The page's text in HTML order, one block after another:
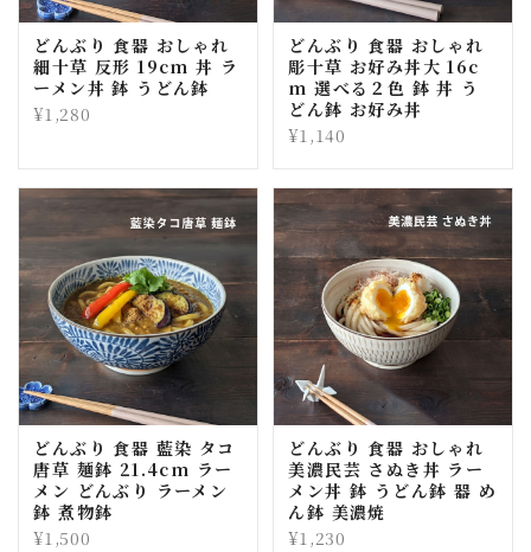
どんぶり 食器 おしゃれ
細十草 反形 19cm 丼 ラ
ーメン丼 鉢 うどん鉢
¥1,280
どんぶり 食器 おしゃれ
彫十草 お好み丼大 16c
m 選べる２色 鉢 丼 う
どん鉢 お好み丼
¥1,140
どんぶり 食器 藍染 タコ
唐草 麺鉢 21.4cm ラー
メン どんぶり ラーメン
鉢 煮物鉢
¥1,500
どんぶり 食器 おしゃれ
美濃民芸 さぬき丼 ラー
メン丼 鉢 うどん鉢 器 め
ん鉢 美濃焼
¥1,230